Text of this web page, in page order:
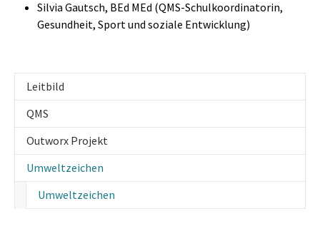
Silvia Gautsch, BEd MEd (QMS-Schulkoordinatorin,
Gesundheit, Sport und soziale Entwicklung)
Leitbild
QMS
Outworx Projekt
Umweltzeichen
Umweltzeichen